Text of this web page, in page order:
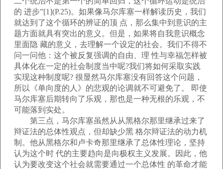
的 进步”[1](P.25)。如果像马尔库塞一样解读历史，我们
就达到了这个循环的辨证的顶 点，那么集中到意识的主
题方面就具有突出的意义。但是，如果将自我意识概念
里面隐 藏的意义，去理解一个设定的社会。我们不得不
问一问他：这个被反复强调的自由、理 性与幸福怎样被
具体化在一定的社会制度当中呢?我们将如何采取实践
实现这种制度呢? 很显然马尔库塞没有回答这个问题，
所以《单向度的人》的悲观的论调就不可避免了。 即使
马尔库塞后期转向了乐观，那也是一种无根的乐观，不
可能落到实处。
第三点，马尔库塞虽然从从黑格尔那里继承过来了
辩证法的总体性观点，但却缺少黑 格尔辩证法的动力机
制。他从黑格尔和卢卡奇那里继承了总体性理论，坚持
认为这个时 代的主要趋向是向极权主义发展。因此，他
认为要改变这个社会就需要通过一个总体性 的革命才能